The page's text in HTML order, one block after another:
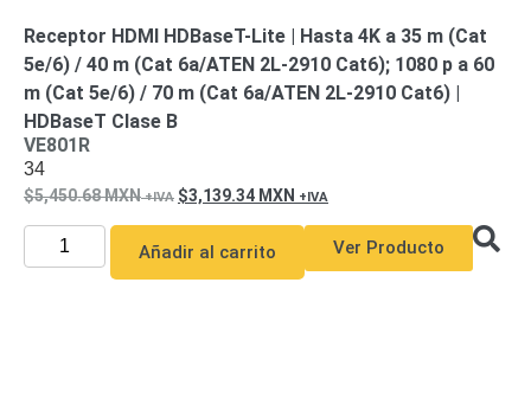
Receptor HDMI HDBaseT-Lite | Hasta 4K a 35 m (Cat
5e/6) / 40 m (Cat 6a/ATEN 2L-2910 Cat6); 1080 p a 60
m (Cat 5e/6) / 70 m (Cat 6a/ATEN 2L-2910 Cat6) |
HDBaseT Clase B
VE801R
34
5,450.68MXN 3,139.34 MXN
Añadir al carrito Ver Producto